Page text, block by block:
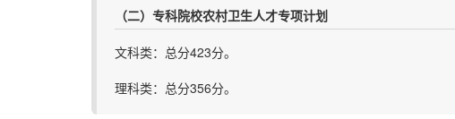
（二）专科院校农村卫生人才专项计划
文科类：总分423分。
理科类：总分356分。